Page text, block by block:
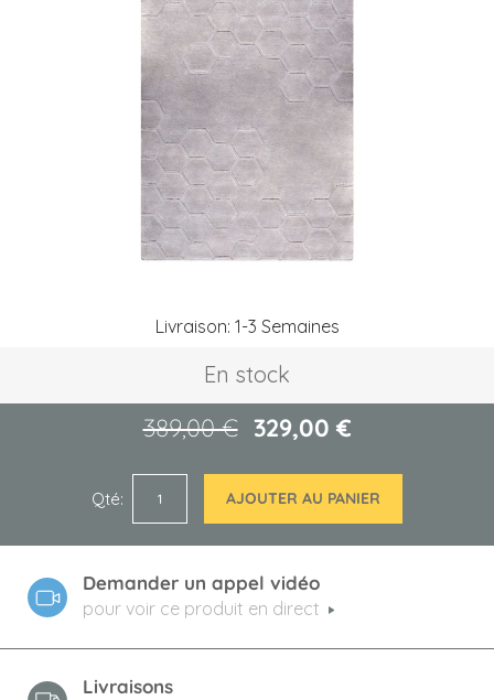
Livraison: 1-3 Semaines
En stock
329,00 €
389,00 €
Qté AJOUTER AU PANIER
Demander un appel vidéo
pour voir ce produit en direct
Livraisons